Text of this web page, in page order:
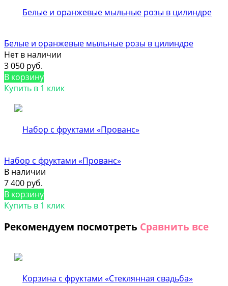
Белые и оранжевые мыльные розы в цилиндре
Нет в наличии
3 050 руб.
В корзину
Купить в 1 клик
Набор с фруктами «Прованс»
В наличии
7 400 руб.
В корзину
Купить в 1 клик
Рекомендуем посмотреть Сравнить все